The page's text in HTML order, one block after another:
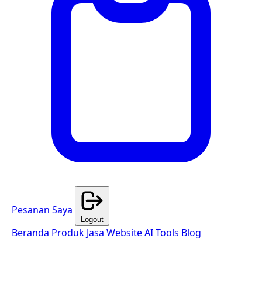
Pesanan Saya
Logout
Beranda Produk Jasa WebsiteAI Tools Blog